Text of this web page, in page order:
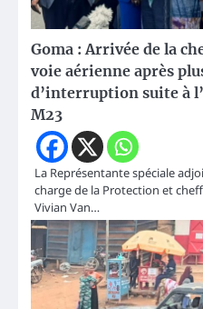
Goma : Arrivée de la
voie aérienne après
d’interruption suite à
M23
La Représentante spéciale
charge de la Protection et
Vivian Van…